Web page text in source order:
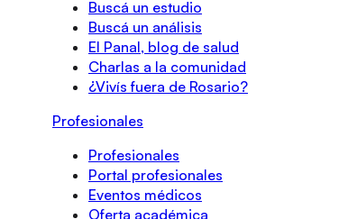
Buscá un estudio
Buscá un análisis
El Panal, blog de salud
Charlas a la comunidad
¿Vivís fuera de Rosario?
Profesionales
Profesionales
Portal profesionales
Eventos médicos
Oferta académica